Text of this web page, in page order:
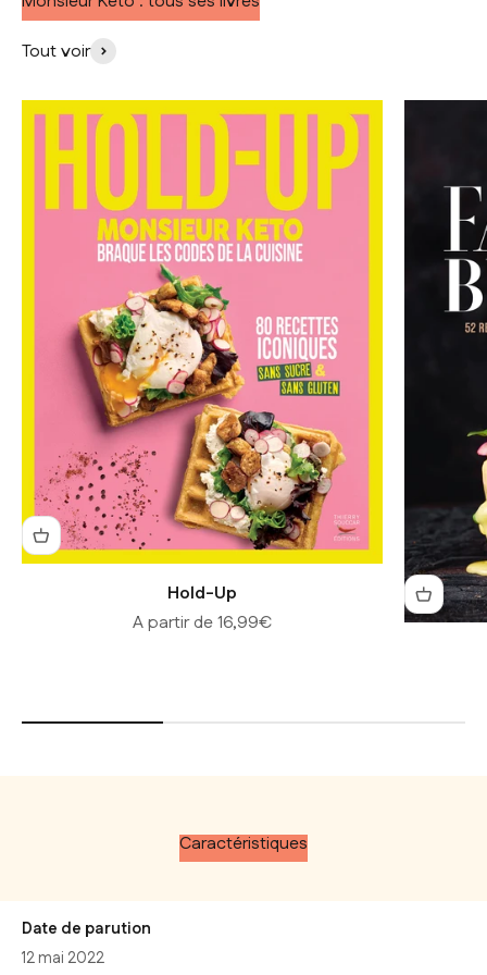
Tout voir
Hold-Up
Prix de vente
A partir de 16,99€
Caractéristiques
Date de parution
12 mai 2022